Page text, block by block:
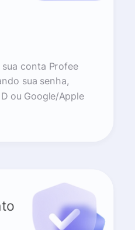
conta Profee
sua senha,
ou Google/Apple